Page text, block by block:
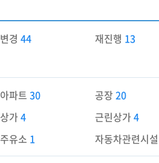
변경44 재진행 13
아파트30 공장20
상가4 근린상가4
주유소 1 자동차관련시설